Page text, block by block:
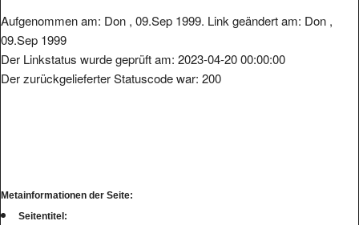
Aufgenommen am: Don , 09.Sep 1999. Link geändert am: Don ,
09.Sep 1999
Der Linkstatus wurde geprüft am: 2023-04-20 00:00:00
Der zurückgelieferter Statuscode war: 200
Metainformationen der Seite:
Seitentitel: